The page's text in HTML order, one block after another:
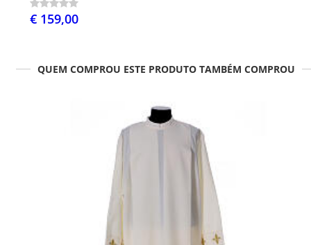
€ 159,00
QUEM COMPROU ESTE PRODUTO TAMBÉM COMPROU